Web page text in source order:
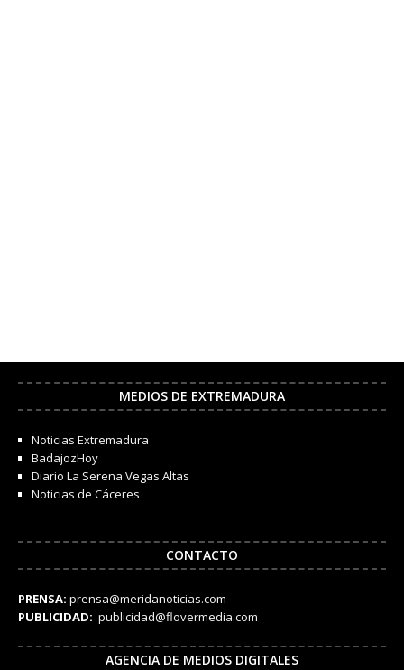
MEDIOS DE EXTREMADURA
Noticias Extremadura
BadajozHoy
Diario La Serena Vegas Altas
Noticias de Cáceres
CONTACTO
PRENSA: prensa@meridanoticias.com
PUBLICIDAD: publicidad@flovermedia.com
AGENCIA DE MEDIOS DIGITALES